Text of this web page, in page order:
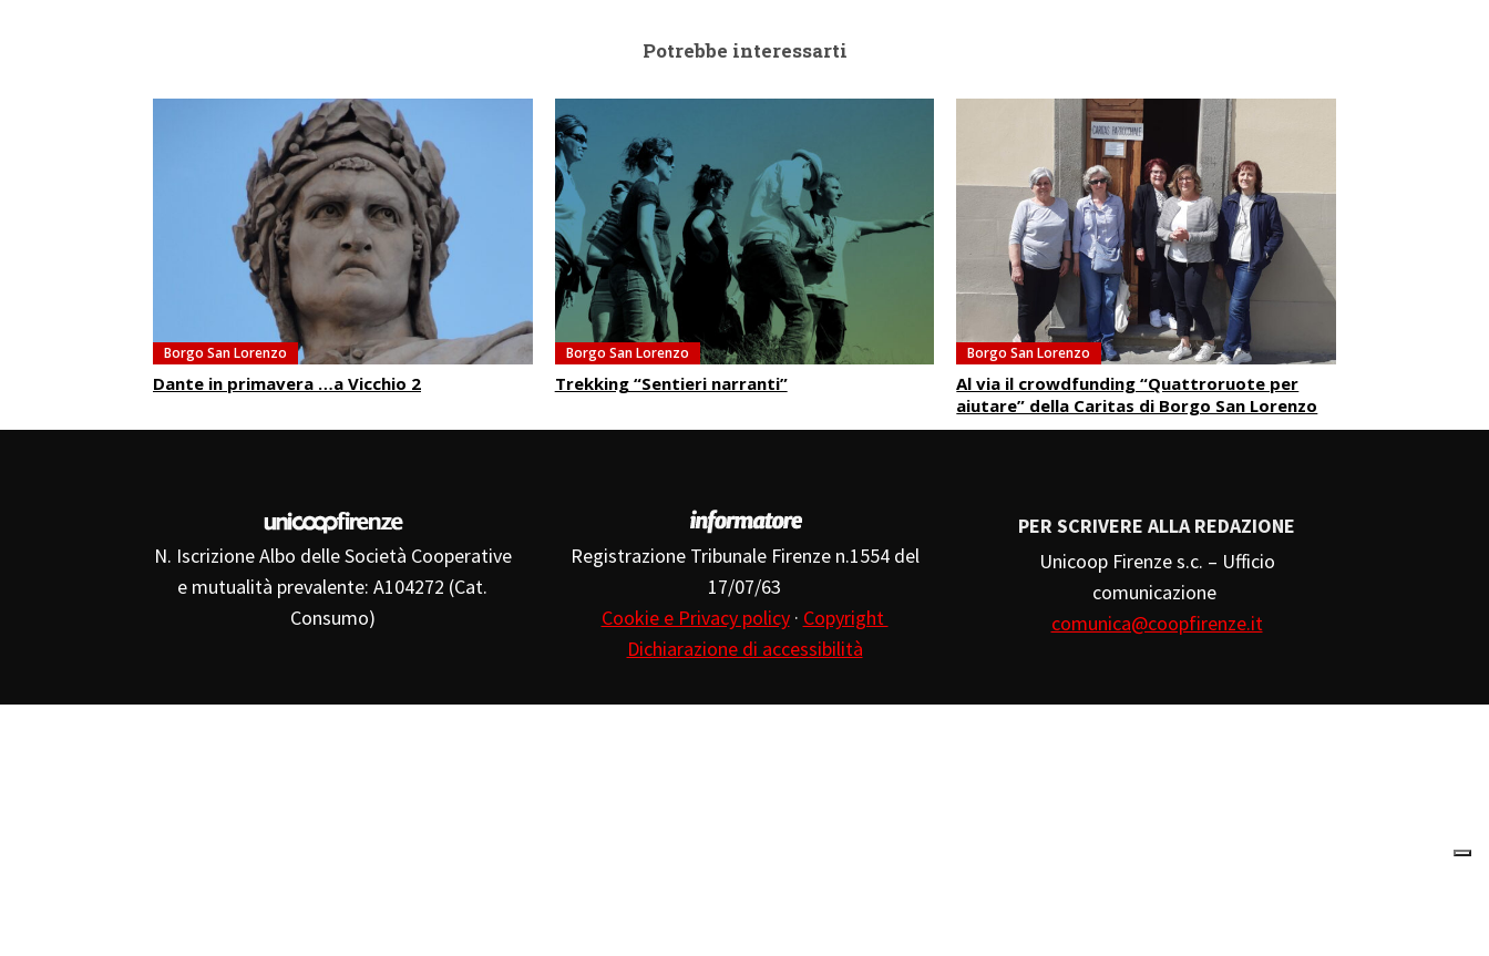
Potrebbe interessarti
Borgo San Lorenzo
Dante in primavera …a Vicchio 2
Borgo San Lorenzo
Trekking “Sentieri narranti”
Borgo San Lorenzo
Al via il crowdfunding “Quattroruote per
aiutare” della Caritas di Borgo San Lorenzo
N. Iscrizione Albo delle Società Cooperative
e mutualità prevalente: A104272 (Cat.
Consumo)
Registrazione Tribunale Firenze n.1554 del
17/07/63
Cookie e Privacy policy· Copyright
Dichiarazione di accessibilità
PER SCRIVERE ALLA REDAZIONE
Unicoop Firenze s.c. – Ufficio
comunicazione
comunica@coopfirenze.it